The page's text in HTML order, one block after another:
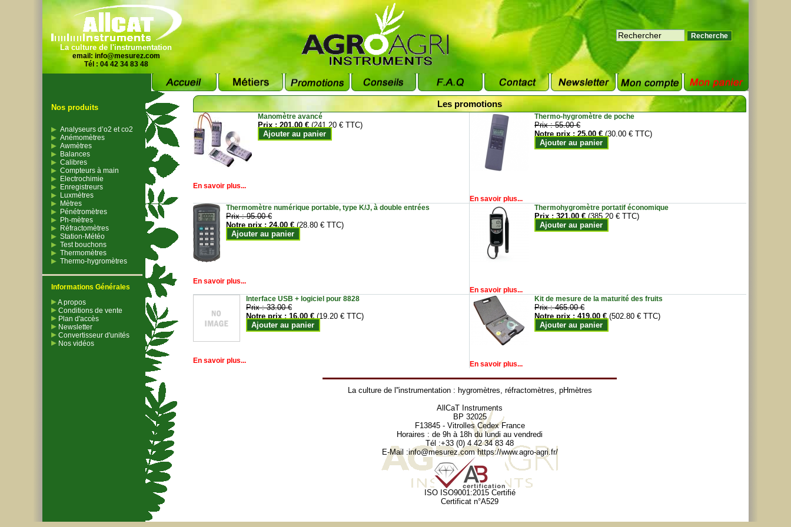
La culture de l'instrumentation
email: info@mesurez.com
Tél : 04 42 34 83 48
Nos produits
Analyseurs d’o2 et co2
Anémomètres
Awmètres
Balances
Calibres
Compteurs à main
Electrochimie
Enregistreurs
Luxmètres
Mètres
Pénétromètres
Ph-mètres
Réfractomètres
Station-Météo
Test bouchons
Thermomètres
Thermo-hygromètres
Informations Générales
A propos
Conditions de vente
Plan d'accès
Newsletter
Convertisseur d'unités
Nos vidéos
Les promotions
Manomètre avancé
Prix :201.00 € (241.20 € TTC)
Ajouter au panier
En savoir plus...
Thermo-hygromètre de poche
Prix :55.00 €
Notre prix :25.00 € (30.00 € TTC)
Ajouter au panier
En savoir plus...
Thermomètre numérique portable, type K/J, à double entrées
Prix :95.00 €
Notre prix :24.00 € (28.80 € TTC)
Ajouter au panier
En savoir plus...
Thermohygromètre portatif économique
Prix :321.00 € (385.20 € TTC)
Ajouter au panier
En savoir plus...
Interface USB + logiciel pour 8828
Prix :33.00 €
Notre prix :16.00 € (19.20 € TTC)
Ajouter au panier
En savoir plus...
Kit de mesure de la maturité des fruits
Prix :465.00 €
Notre prix :419.00 € (502.80 € TTC)
Ajouter au panier
En savoir plus...
La culture de l''instrumentation : hygromètres, réfractomètres, pHmètres
AllCaT Instruments
BP 32025
F13845 - Vitrolles Cedex France
Horaires : de 9h à 18h du lundi au vendredi
Tél :+33 (0) 4 42 34 83 48
E-Mail :info@mesurez.com https://www.agro-agri.fr/
ISO ISO9001:2015 Certifié
Certificat n°A529